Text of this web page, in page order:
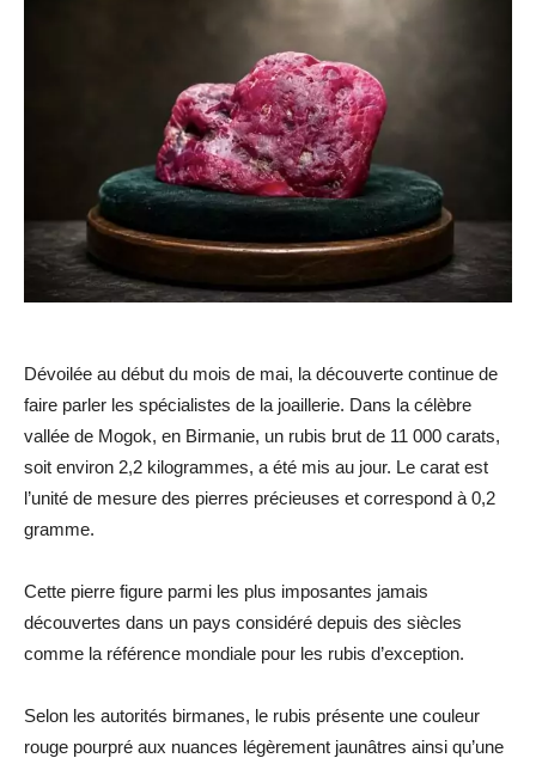
Dévoilée au début du mois de mai, la découverte continue de
faire parler les spécialistes de la joaillerie. Dans la célèbre
vallée de Mogok, en Birmanie, un rubis brut de 11 000 carats,
soit environ 2,2 kilogrammes, a été mis au jour. Le carat est
l’unité de mesure des pierres précieuses et correspond à 0,2
gramme.
Cette pierre figure parmi les plus imposantes jamais
découvertes dans un pays considéré depuis des siècles
comme la référence mondiale pour les rubis d’exception.
Selon les autorités birmanes, le rubis présente une couleur
rouge pourpré aux nuances légèrement jaunâtres ainsi qu’une